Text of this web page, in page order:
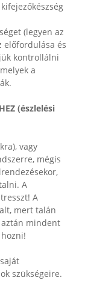
(legyen az
előfordulása és
kontrollálni
a
(észlelési
vagy
mégis
A
A
mert talán
mindent
szükségeire.